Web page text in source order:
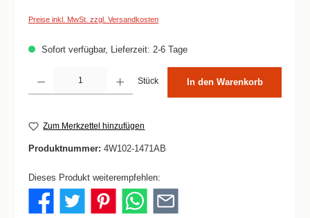
Preise inkl. MwSt. zzgl. Versandkosten
Sofort verfügbar, Lieferzeit: 2-6 Tage
Stück In den Warenkorb
Zum Merkzettel hinzufügen
Produktnummer: 4W102-1471AB
Dieses Produkt weiterempfehlen: